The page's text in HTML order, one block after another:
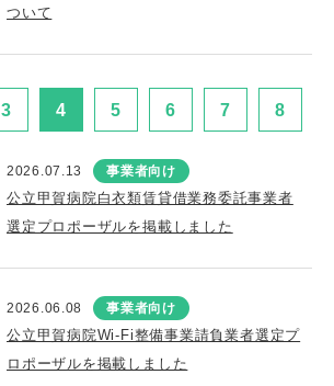
ついて
3 4 5 6 7 8
2026.07.13 事業者向け
公立甲賀病院白衣類賃貸借業務委託事業者
選定プロポーザルを掲載しました
2026.06.08 事業者向け
公立甲賀病院Wi-Fi整備事業請負業者選定プ
ロポーザルを掲載しました